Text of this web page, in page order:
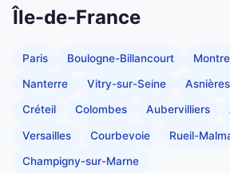
Île-de-France
Paris Boulogne-Billancourt
Nanterre Vitry-sur-Seine
Créteil Colombes Aubervilliers
Versailles Courbevoie Rueil-
Champigny-sur-Marne